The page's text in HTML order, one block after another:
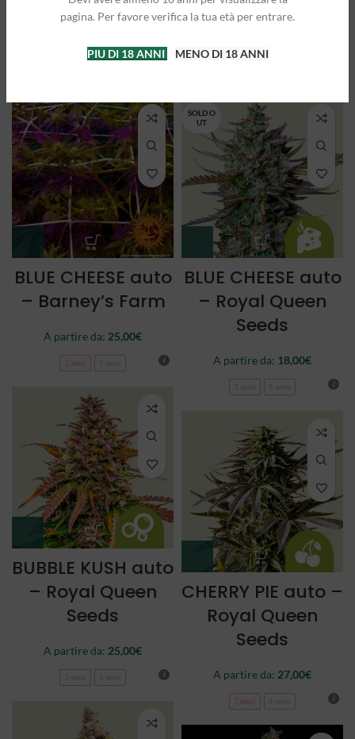
pagina. Per favore verifica la tua età per entrare.
PIU DI 18 ANNI MENO DI 18 ANNI
Queen Seeds
A partire da:25,00€
Queen Seeds
BLUE CHEESE auto
– Barney’s Farm
A partire da: 25,00€
3 semi
SOLD O
UT
BLUE CHEESE auto
– Royal Queen
Seeds
A partire da: 18,00€
BUBBLE KUSH auto
– Royal Queen
Seeds
A partire da: 25,00€
CHERRY PIE auto –
Royal Queen
Seeds
A partire da: 27,00€
3 semi